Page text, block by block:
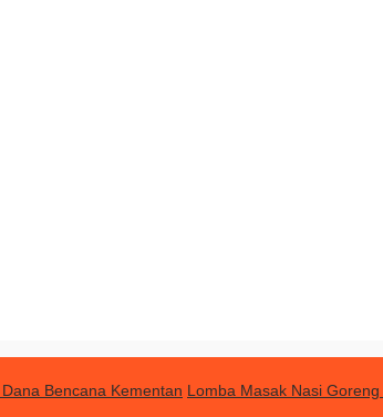
Bencana Kementan Lomba Masak Nasi Goreng